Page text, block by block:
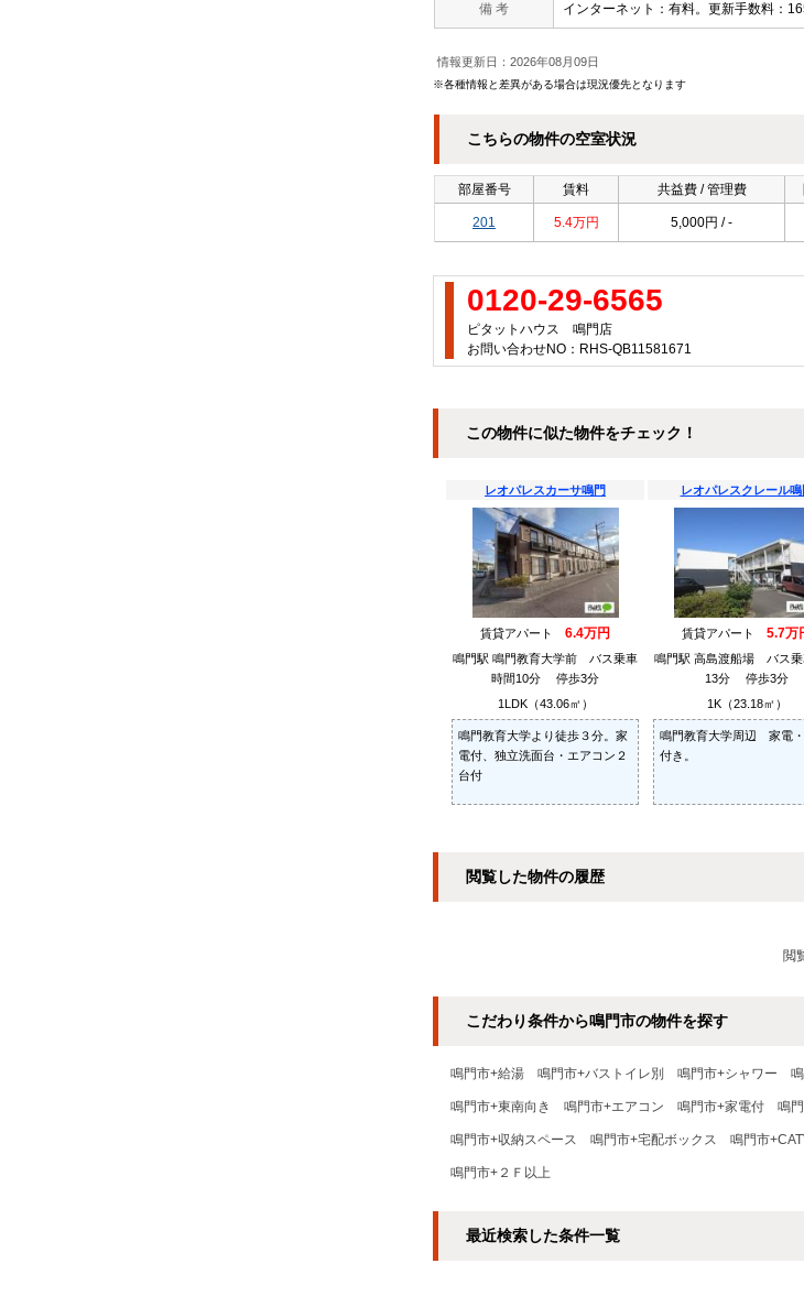
備 考 インターネット：有料。更新手数料：
情報更新日：2026年08月09日
※各種情報と差異がある場合は現況優先となります
こちらの物件の空室状況
部屋番号 賃料 共益費 / 管理費
201 5.4万円 5,000円 / -
0120-29-6565
ピタットハウス 鳴門店
お問い合わせNO：RHS-QB11581671
この物件に似た物件をチェック！
レオパレスカーサ鳴門
賃貸アパート 6.4万円
鳴門駅 鳴門教育大学前 バス乗車
時間10分 停歩3分
1LDK（43.06㎡）
鳴門教育大学より徒歩３分。家
電付、独立洗面台・エアコン２
台付
レオパレスクレール鳴
賃貸アパート 5.7万
鳴門駅 高島渡船場 バス乗
13分 停歩3分
1K（23.18㎡）
鳴門教育大学周辺 家電
付き。
閲覧した物件の履歴
閲
こだわり条件から鳴門市の物件を探す
鳴門市+給湯 鳴門市+バストイレ別 鳴門市+シャワー
鳴門市+東南向き 鳴門市+エアコン 鳴門市+家電付 鳴
鳴門市+収納スペース 鳴門市+宅配ボックス 鳴門市
鳴門市+２Ｆ以上
最近検索した条件一覧